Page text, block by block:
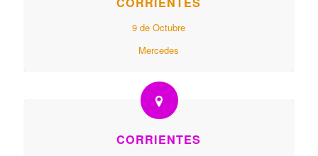
9 de Octubre
Mercedes
CORRIENTES